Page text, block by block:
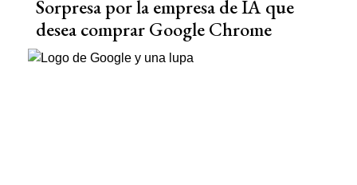
Sorpresa por la empresa de IA que
desea comprar Google Chrome